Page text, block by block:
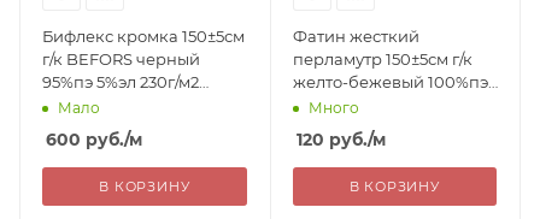
Бифлекс кромка 150±5см
г/к BEFORS черный
95%пэ 5%эл 230г/м2
Китай 600= уценка
Мало
600 руб./м
В КОРЗИНУ
Фатин жесткий
перламутр 150±5см г/к
желто-бежевый 100%пэ
Китай 120= уценка
Много
120 руб./м
В КОРЗИНУ